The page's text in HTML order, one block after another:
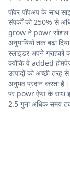
पॉवर पॉपअप के साथ
संपर्कों को 250% से
grow ने powr सोशल
अनुयायियों तक बढ़ा
स्लाइडर अपने ग्राहकों
क्योंकि वे added
उत्पादों को अच्छी तरह
अनुभव प्रदान करता
पर powr ऐप्स के साथ
2.5 गुना अधिक समय